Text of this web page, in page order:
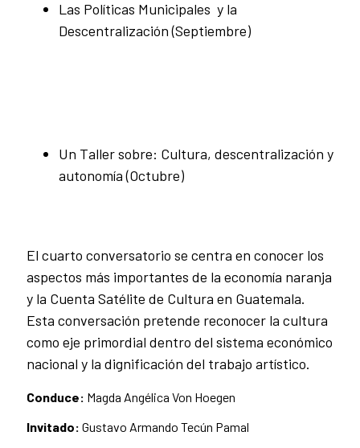
Las Políticas Municipales y la
Descentralización (Septiembre)
Un Taller sobre: Cultura, descentralización y
autonomía (Octubre)
El cuarto conversatorio se centra en conocer los
aspectos más importantes de la economía naranja
y la Cuenta Satélite de Cultura en Guatemala.
Esta conversación pretende reconocer la cultura
como eje primordial dentro del sistema económico
nacional y la dignificación del trabajo artístico.
Conduce: Magda Angélica Von Hoegen
Invitado: Gustavo Armando Tecún Pamal